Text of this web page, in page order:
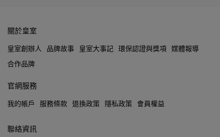
關於皇室
皇室創辦人 品牌故事 皇室大事記 環保認證與獎項 媒體報導
合作品牌
官網服務
我的帳戶 服務條款 退換政策 隱私政策 會員權益
聯絡資訊